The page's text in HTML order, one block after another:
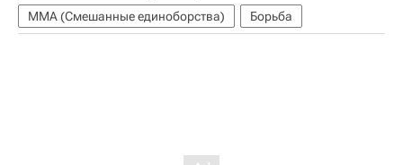
ММА (Смешанные единоборства)
Борьба